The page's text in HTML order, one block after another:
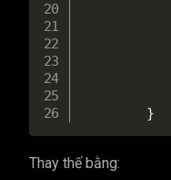
}
Thay thế bằng: